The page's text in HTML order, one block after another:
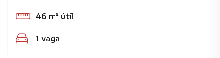
46 m² útil
1 vaga